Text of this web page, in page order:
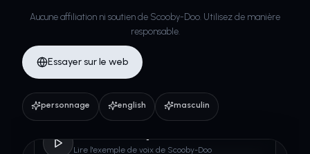
Aucune affiliation ni soutien de Scooby-Doo. Utilisez de manière
responsable.
Essayer sur le web
personnage english masculin
Lire l'exemple de voix de Scooby-Doo